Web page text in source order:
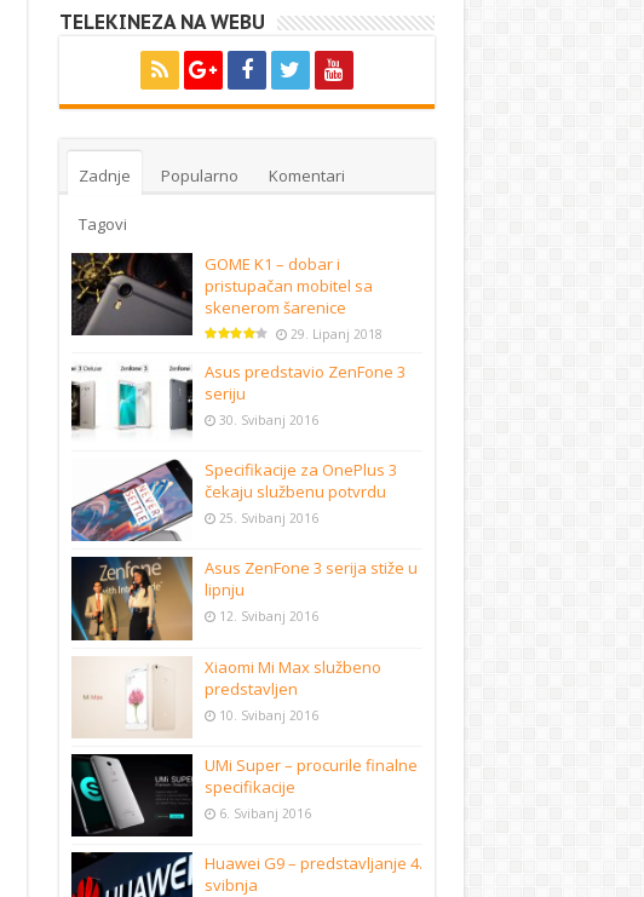
TELEKINEZA NA WEBU
Zadnje Popularno Komentari
Tagovi
GOME K1 – dobar i
pristupačan mobitel sa
skenerom šarenice
29. Lipanj 2018
Asus predstavio ZenFone 3
seriju
30. Svibanj 2016
Specifikacije za OnePlus 3
čekaju službenu potvrdu
25. Svibanj 2016
Asus ZenFone 3 serija stiže u
lipnju
12. Svibanj 2016
Xiaomi Mi Max službeno
predstavljen
10. Svibanj 2016
UMi Super – procurile finalne
specifikacije
6. Svibanj 2016
Huawei G9 – predstavljanje 4.
svibnja